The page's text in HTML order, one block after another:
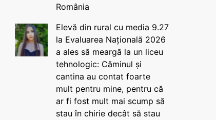
România
Elevă din rural cu media 9.27
la Evaluarea Națională 2026
a ales să meargă la un liceu
tehnologic: Căminul și
cantina au contat foarte
mult pentru mine, pentru că
ar fi fost mult mai scump să
stau în chirie decât să stau